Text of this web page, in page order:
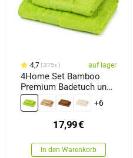
4,7 375x auf lager
4Home Set Bamboo
Premium Badetuch und
Handtuch Grün, 70 x 140
cm, 50 x 100 cm
+6
17,99€
In den Warenkorb